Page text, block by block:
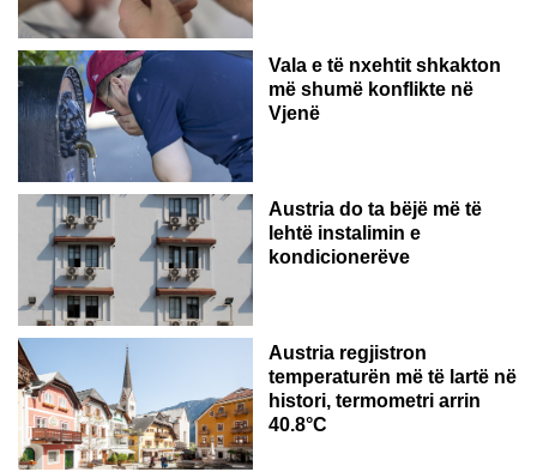
Vala e të nxehtit shkakton
më shumë konflikte në
Vjenë
Austria do ta bëjë më të
lehtë instalimin e
kondicionerëve
Austria regjistron
temperaturën më të lartë në
histori, termometri arrin
40.8°C